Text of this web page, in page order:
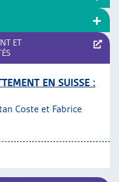
ET
EN SUISSE :
Coste et Fabrice